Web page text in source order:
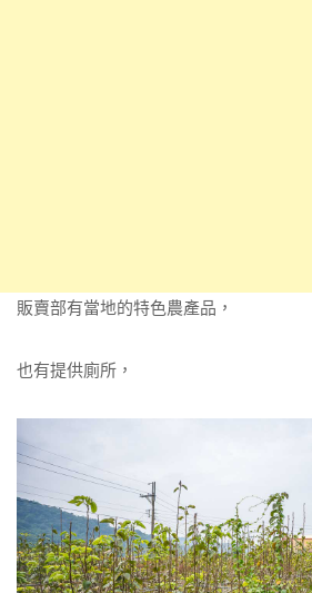
販賣部有當地的特色農產品，
也有提供廁所，